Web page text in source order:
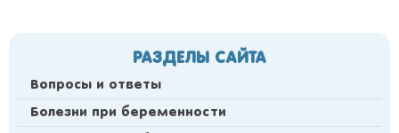
РАЗДЕЛЫ САЙТА
Вопросы и ответы
Болезни при беременности